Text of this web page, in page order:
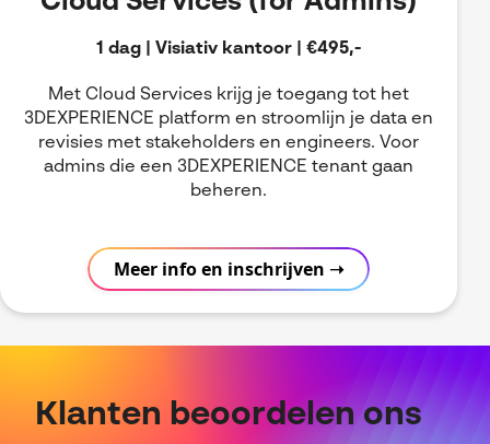
1 dag | Visiativ kantoor | €495,-
Met Cloud Services krijg je toegang tot het
3DEXPERIENCE platform en stroomlijn je data en
revisies met stakeholders en engineers. Voor
admins die een 3DEXPERIENCE tenant gaan
beheren.
Meer info en inschrijven ➝
Klanten beoordelen ons